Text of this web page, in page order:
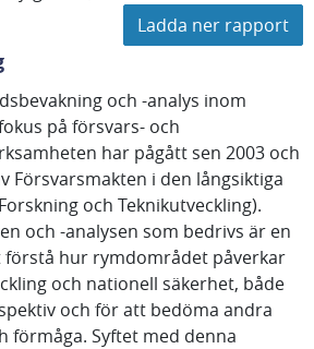
Ladda ner rapport
och -analys inom
på försvars- och
har pågått sen 2003 och
Försvarsmakten i den långsiktiga
och Teknikutveckling).
och -analysen som bedrivs är en
hur rymdområdet påverkar
och nationell säkerhet, både
och för att bedöma andra
förmåga. Syftet med denna